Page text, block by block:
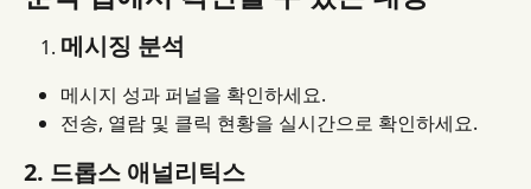
메시징 분석
메시지 성과 퍼널을 확인하세요.
전송, 열람 및 클릭 현황을 실시간으로 확인하세요.
2. 드롭스 애널리틱스